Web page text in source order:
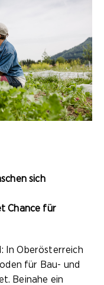
sich
Chance für
In Oberösterreich
für Bau- und
Beinahe ein